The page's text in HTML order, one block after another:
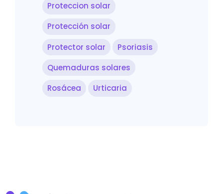
Proteccion solar
Protección solar
Protector solar
Psoriasis
Quemaduras solares
Rosácea
Urticaria